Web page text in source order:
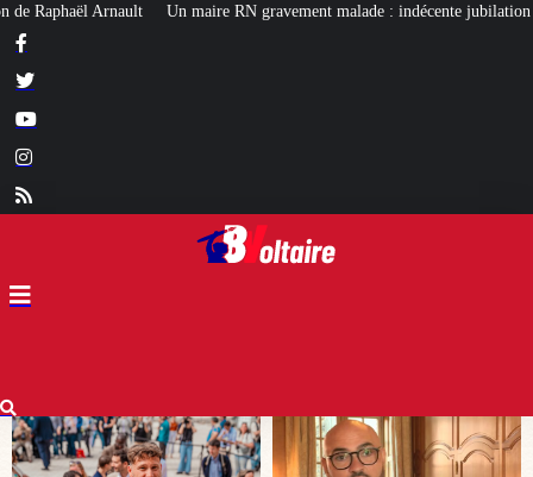
gravement malade : indécente jubilation chez certains… Affaire Lyhanna